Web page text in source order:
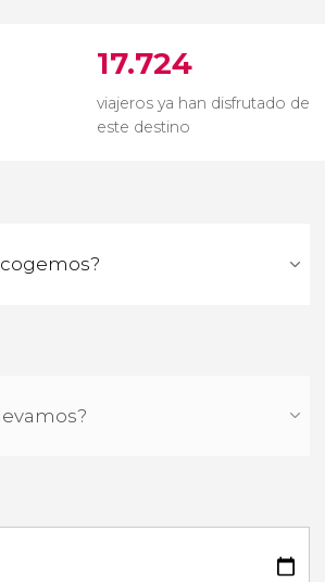
17.724
viajeros ya han disfrutado de
este destino